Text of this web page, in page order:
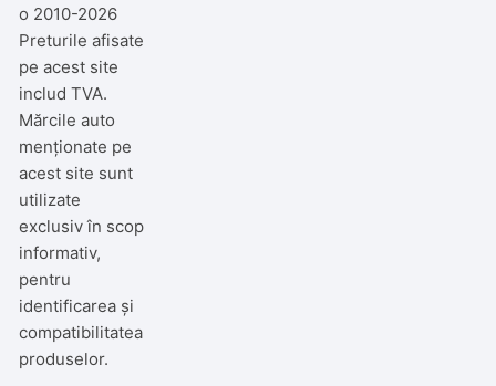
o 2010-2026
Preturile afisate
pe acest site
includ TVA.
Mărcile auto
menționate pe
acest site sunt
utilizate
exclusiv în scop
informativ,
pentru
identificarea și
compatibilitatea
produselor.